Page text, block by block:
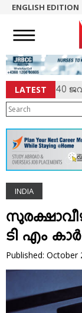
NEWS
ENGLISH
NRI
ENTERTAINMENT
MV SPECIAL
SPORTS
LIFESTYLE
TECH & AUTO
SOCIAL SPHERE
EDITORIAL
ARTS & LITERATURE
MAGAZINE
VIDEOS
COOKERY
ENGLISH EDITION
LATEST
40
INDIA
ടി എം
Published: October